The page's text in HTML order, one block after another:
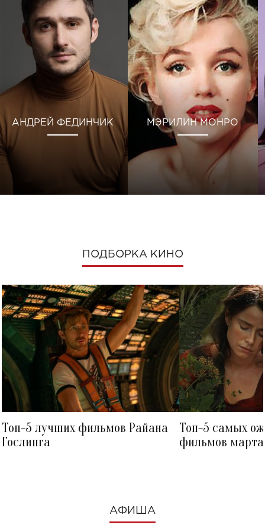
АНДРЕЙ ФЕДИНЧИК МЭРИЛИН МОНРО
ПОДБОРКА КИНО
Топ-5 лучших фильмов Райана
Гослинга
Топ-5 самых
фильмов
АФИША